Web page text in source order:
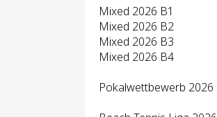
Mixed 2026 B1
Mixed 2026 B2
Mixed 2026 B3
Mixed 2026 B4
Pokalwettbewerb 2026